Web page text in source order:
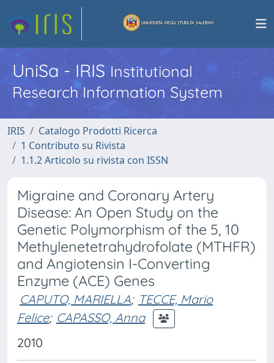
UniSa - IRISInstitutional
Research Information System
IRIS
Catalogo Prodotti Ricerca
1 Contributo su Rivista
1.1.2 Articolo su rivista con ISSN
Migraine and Coronary Artery
Disease: An Open Study on the
Genetic Polymorphism of the 5, 10
Methylenetetrahydrofolate (MTHFR)
and Angiotensin I-Converting
Enzyme (ACE) Genes
CAPUTO, MARIELLA; TECCE, Mario
Felice; CAPASSO, Anna
2010